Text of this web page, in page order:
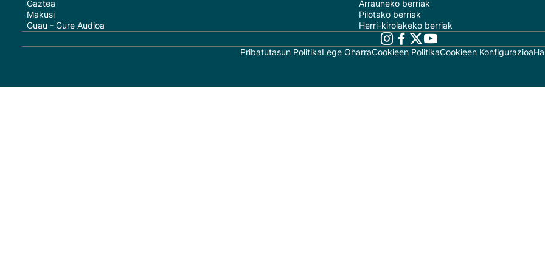
Gaztea
Makusi
Guau - Gure Audioa
Arrauneko berriak
Pilotako berriak
Herri-kirolakeko berriak
Pribatutasun PolitikaLege OharraCookieen PolitikaCookieen Konfigurazioa